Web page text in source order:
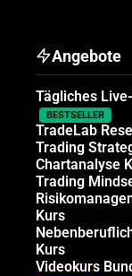
Angebote
Tägliches
BESTSELLER
TradeLab
Trading
Chartanalyse
Trading
Kurs
Kurs
Videokurs